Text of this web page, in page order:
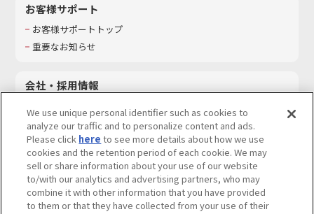
お客様サポート
お客様サポートトップ
重要なお知らせ
会社・採用情報
採用情報
サステナビリティ
お問い合わせ
We use unique personal identifier such as cookies to
analyze our traffic and to personalize content and ads.
Please click here to see more details about how we use
cookies and the retention period of each cookie. We may
sell or share information about your use of our website
to/with our analytics and advertising partners, who may
combine it with other information that you have provided
to them or that they have collected from your use of their